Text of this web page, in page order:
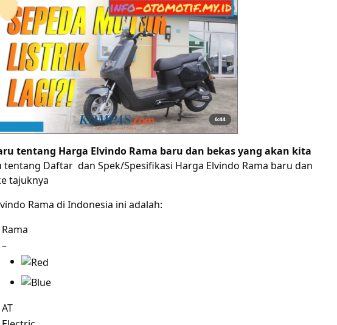
tentang Harga Elvindo Rama baru dan bekas yang akan kita
tentang Daftar dan Spek/Spesifikasi Harga Elvindo Rama baru dan
tajuknya
Rama di Indonesia ini adalah:
Rama
–
AT